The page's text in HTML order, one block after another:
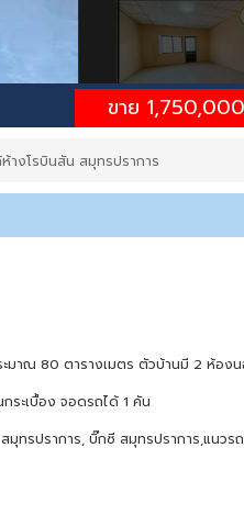
ขาย
ห้างโรบินสัน สมุทรปราการ
ะมาณ 80 ตารางเมตร ตัวบ้านมี 2 ห้อง
ะเบื้อง จอดรถได้ 1 คัน
ทรปราการ, บิ๊กซี สมุทรปราการ,แนวร